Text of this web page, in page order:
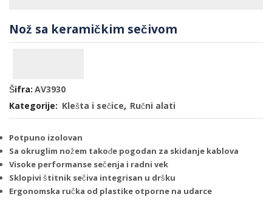
Nož sa keramičkim sečivom
Šifra: AV3930
Kategorije: Klešta i sečice, Ručni alati
Potpuno izolovan
Sa okruglim nožem takođe pogodan za skidanje kablova
Visoke performanse sečenja i radni vek
Sklopivi štitnik sečiva integrisan u dršku
Ergonomska ručka od plastike otporne na udarce